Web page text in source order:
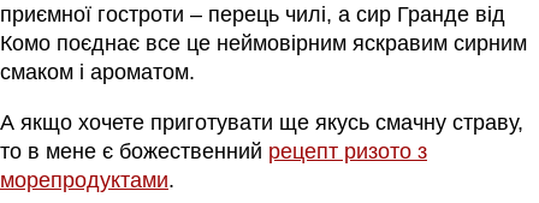
приємної гостроти – перець чилі, а сир Гранде від
Комо поєднає все це неймовірним яскравим сирним
смаком і ароматом.
А якщо хочете приготувати ще якусь смачну страву,
то в мене є божественний рецепт ризото з
морепродуктами.